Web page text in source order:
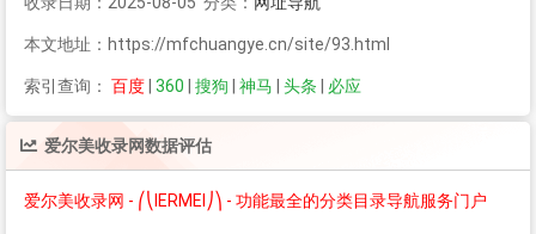
本文地址：https://mfchuangye.cn/site/93.html
索引查询： 百度 360 搜狗 神马 头条 必应
爱尔美收录网数据评估
爱尔美收录网 - ⎛⎝IERMEI⎠⎞ - 功能最全的分类目录导航服务门户